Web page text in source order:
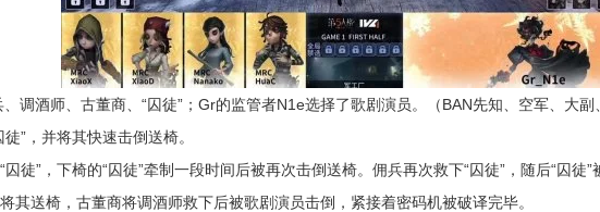
调酒师、古董商、“囚徒”；Gr的监管者N1e选择了歌剧演员。（BAN先知、空军、大副
”，并将其快速击倒送椅。
徒”，下椅的“囚徒”牵制一段时间后被再次击倒送椅。佣兵再次救下“囚徒”，随后“囚徒”
其送椅，古董商将调酒师救下后被歌剧演员击倒，紧接着密码机被破译完毕。